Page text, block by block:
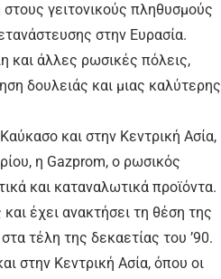
γειτονικούς πληθυσμούς
στην Ευρασία.
και άλλες ρωσικές πόλεις,
δουλειάς και μιας καλύτερης
και στην Κεντρική Ασία,
η Gazprom, ο ρωσικός
και καταναλωτικά προϊόντα.
έχει ανακτήσει τη θέση της
τέλη της δεκαετίας του ’90.
στην Κεντρική Ασία, όπου οι